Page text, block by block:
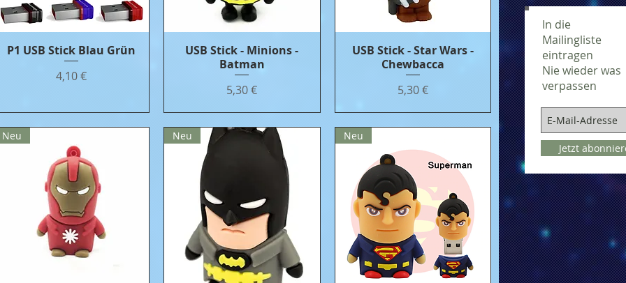
Бърз преглед
P1 USB Stick Blau Grün
Цена
4,10 €
Бърз преглед
USB Stick - Minions -
Batman
Цена
5,30 €
Бърз преглед
USB Stick - Star Wars -
Chewbacca
Цена
5,30 €
Neu Neu Neu
In die
Mailingliste
eintragen
Nie wieder was
verpassen
Jetzt